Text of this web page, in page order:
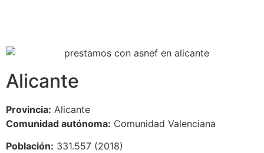
Alicante
Provincia: Alicante
Comunidad autónoma: Comunidad Valenciana
Población: 331.557 (2018)